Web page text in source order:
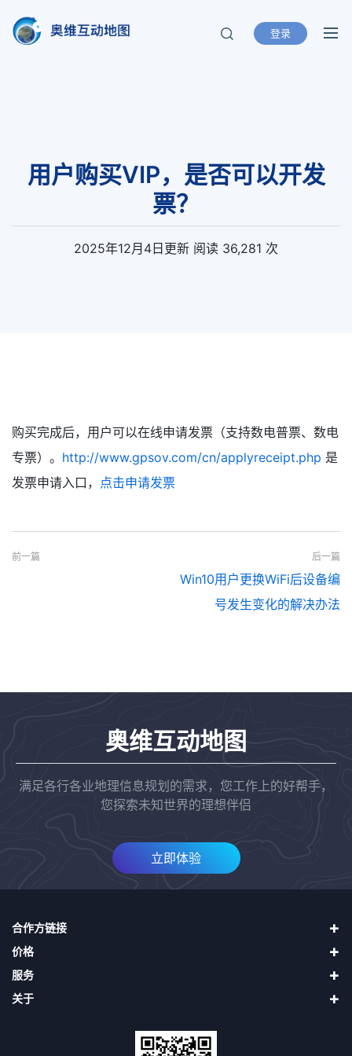
奥维互动地图
北京元生华网软件有限公司 400-893-
登录
用户购买VIP，是否可以开发
票？
2025年12月4日 更新 阅读 36,281 次
购买完成后，用户可以在线申请发票（支持数电普票、数电
专票）。 http://www.gpsov.com/cn/applyreceipt.php 是
发票申请入口， 点击申请发票
前一篇 后一篇
Win10用户更换WiFi后设备编
号发生变化的解决办法
奥维互动地图
满足各行各业地理信息规划的需求，您工作上的好帮手，
您探索未知世界的理想伴侣
立即体验
合作方链接
四维地球（中国四维）
天地图
二十一世纪空间
价格
直接升级VIP
购买奥维币再用奥维币升级VIP
服务
使用帮助
关于